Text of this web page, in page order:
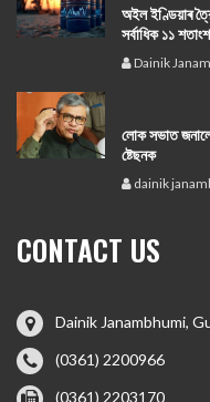
অইল ইণ্ডিয়াৰ
সর্বাধিক ১১
Dainik
লোক সভাত
ষ্টেছনক
dainik
CONTACT US
Dainik Janambhumi,
(0361) 2200966
(0361) 2203170